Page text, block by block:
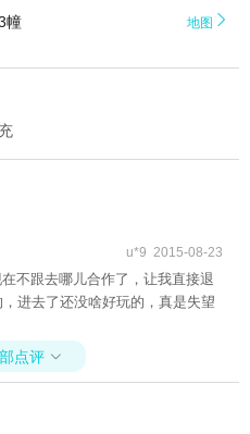
幢 地图 
u*9 2015-08-23
不跟去哪儿合作了，让我直接退
进去了还没啥好玩的，真是失望
点评 